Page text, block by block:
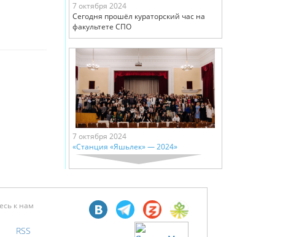
7 октября 2024
Сегодня прошёл кураторский час на
факультете СПО
7 октября 2024
«Станция «Яшьлек» — 2024»
к нам
RSS